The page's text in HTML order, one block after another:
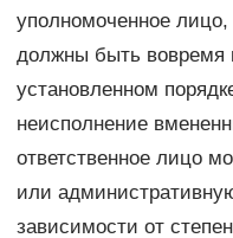
уполномоченное
должны быть вовремя
установленном
неисполнение
ответственное лицо
или
зависимости от